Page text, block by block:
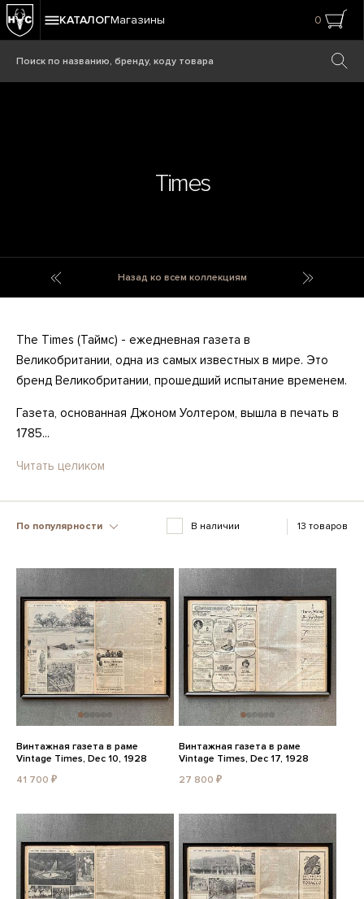
КАТАЛОГМагазины 0
Times
Назад ко всем коллекциям
The Times (Таймс) - ежедневная газета в
Великобритании, одна из самых известных в мире. Это
бренд Великобритании, прошедший испытание временем.
Газета, основанная Джоном Уолтером, вышла в печать в
1785...
Читать целиком
По популярности В наличии 13 товаров
Винтажная газета в раме
Vintage Times, Dec 10, 1928
41 700 ₽
Винтажная газета в раме
Vintage Times, Dec 17, 1928
27 800 ₽